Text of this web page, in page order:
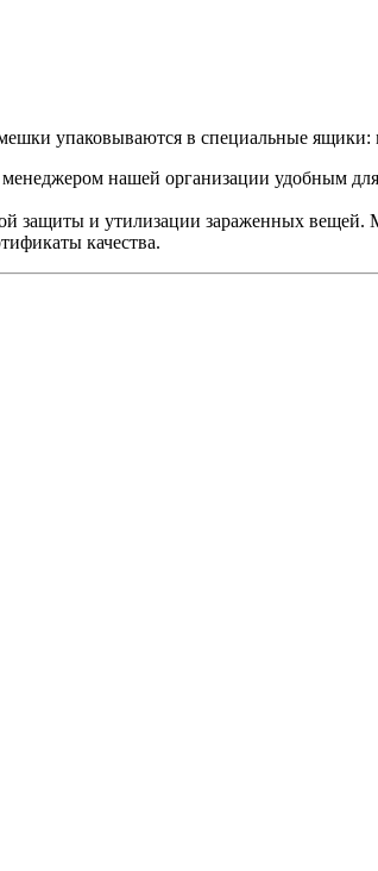
упаковываются в специальные
нашей организации удобным
и утилизации зараженных вещей.
качества.